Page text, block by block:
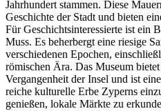
Jahrhundert stammen. Diese
Geschichte der Stadt und bieten
Für Geschichtsinteressierte ist ein
Muss. Es beherbergt eine riesige
verschiedenen Epochen,
römischen Ära. Das Museum
Vergangenheit der Insel und ist
reiche kulturelle Erbe Zyperns
genießen, lokale Märkte zu